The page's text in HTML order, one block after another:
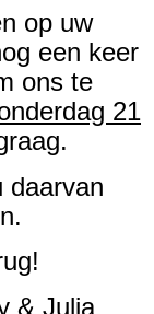
op uw
een keer
ons te
21
daarvan
& Julia